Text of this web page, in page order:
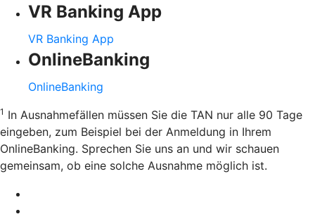
VR Banking App
VR Banking App
OnlineBanking
OnlineBanking
1 In Ausnahmefällen müssen Sie die TAN nur alle 90 Tage
eingeben, zum Beispiel bei der Anmeldung in Ihrem
OnlineBanking. Sprechen Sie uns an und wir schauen
gemeinsam, ob eine solche Ausnahme möglich ist.